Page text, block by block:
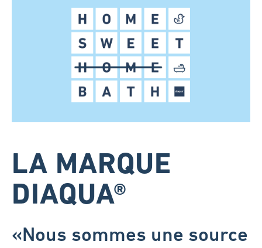
LA MARQUE
DIAQUA®
«Nous sommes une source